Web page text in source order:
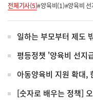
전체기사(5)#양육비(1)#양육비
일하는 부모부터 제도
평등정챗 '양육비 선지
아동양육비 지원 확대,
[숫자로 배우는 정책]